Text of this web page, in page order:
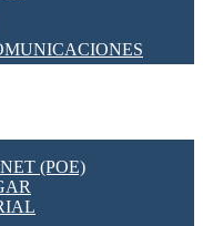
PROGRAMABLES
(POE)